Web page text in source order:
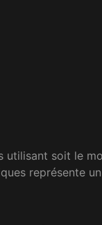
utilisant soit le
représente